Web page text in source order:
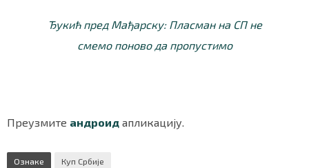
Ђукић пред Мађарску: Пласман на СП не
смемо поново да пропустимо
Преузмите андроид апликацију.
Ознаке Куп Србије